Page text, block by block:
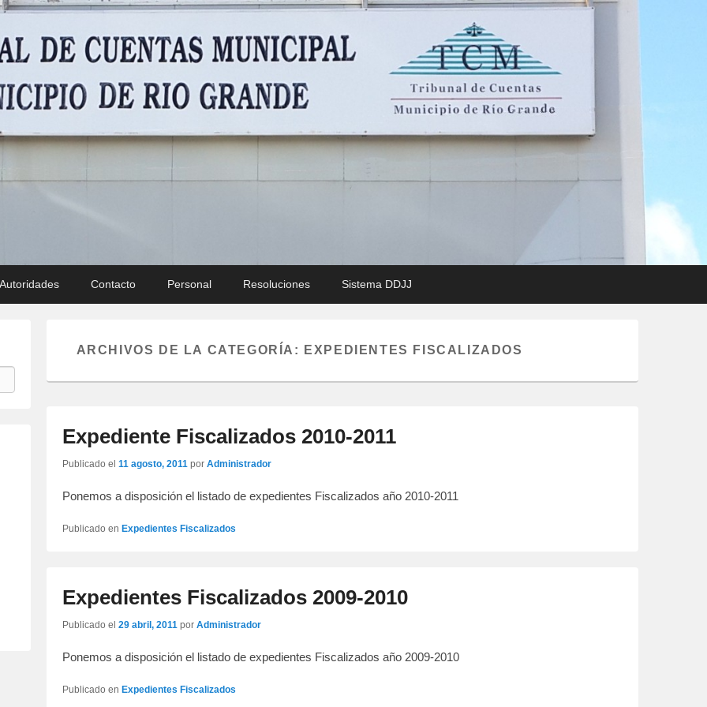
– Municipio de Rio Grande
Autoridades Contacto Personal Resoluciones Sistema DDJJ
ARCHIVOS DE LA CATEGORÍA: EXPEDIENTES FISCALIZADOS
Expediente Fiscalizados 2010-2011
Publicado el 11 agosto, 2011 por Administrador
Ponemos a disposición el listado de expedientes Fiscalizados año 2010-2011
Publicado en Expedientes Fiscalizados
Expedientes Fiscalizados 2009-2010
Publicado el 29 abril, 2011 por Administrador
Ponemos a disposición el listado de expedientes Fiscalizados año 2009-2010
Publicado en Expedientes Fiscalizados